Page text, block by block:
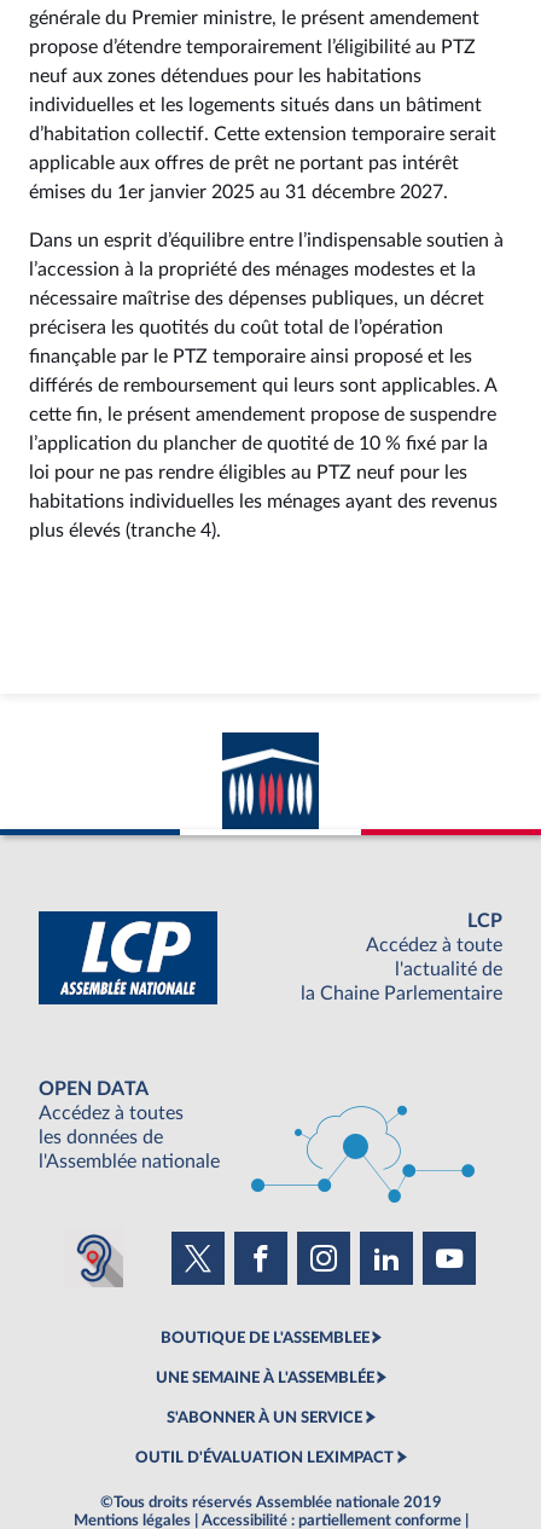
générale du Premier ministre, le présent amendement
propose d’étendre temporairement l’éligibilité au PTZ
neuf aux zones détendues pour les habitations
individuelles et les logements situés dans un bâtiment
d’habitation collectif. Cette extension temporaire serait
applicable aux offres de prêt ne portant pas intérêt
émises du 1er janvier 2025 au 31 décembre 2027.
Dans un esprit d’équilibre entre l’indispensable soutien à
l’accession à la propriété des ménages modestes et la
nécessaire maîtrise des dépenses publiques, un décret
précisera les quotités du coût total de l’opération
finançable par le PTZ temporaire ainsi proposé et les
différés de remboursement qui leurs sont applicables. A
cette fin, le présent amendement propose de suspendre
l’application du plancher de quotité de 10 % fixé par la
loi pour ne pas rendre éligibles au PTZ neuf pour les
habitations individuelles les ménages ayant des revenus
plus élevés (tranche 4).
LCP
Accédez à toute
l'actualité de
la Chaine Parlementaire
OPEN DATA
Accédez à toutes
les données de
l'Assemblée nationale
BOUTIQUE DE L'ASSEMBLEE
UNE SEMAINE À L'ASSEMBLÉE
S'ABONNER À UN SERVICE
OUTIL D'ÉVALUATION LEXIMPACT
©Tous droits réservés Assemblée nationale 2019
Mentions légales
Accessibilité : partiellement conforme